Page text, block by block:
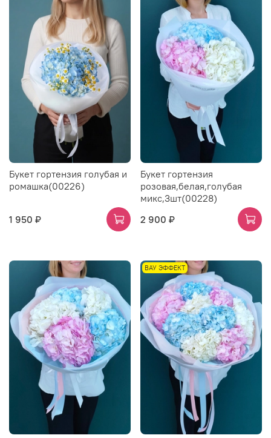
Букет гортензия голубая и
ромашка(00226)
1 950 ₽
Букет гортензия
розовая,белая,голубая
микс,3шт(00228)
2 900 ₽
ВАУ ЭФФЕКТ